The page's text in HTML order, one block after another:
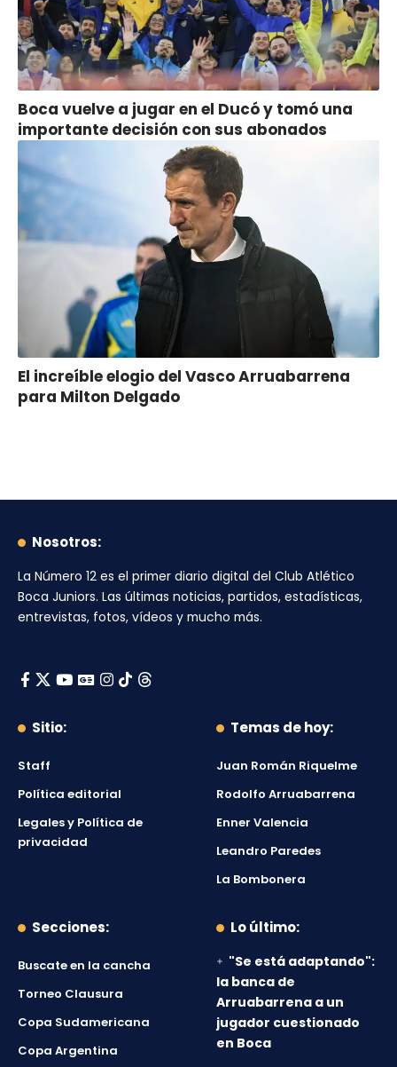
Boca vuelve a jugar en el Ducó y tomó una
importante decisión con sus abonados
El increíble elogio del Vasco Arruabarrena
para Milton Delgado
Nosotros:
La Número 12 es el primer diario digital del Club Atlético
Boca Juniors. Las últimas noticias, partidos, estadísticas,
entrevistas, fotos, vídeos y mucho más.
Sitio:
Staff
Política editorial
Legales y Política de
privacidad
Temas de hoy:
Juan Román Riquelme
Rodolfo Arruabarrena
Enner Valencia
Leandro Paredes
La Bombonera
Secciones:
Buscate en la cancha
Torneo Clausura
Copa Sudamericana
Copa Argentina
Lo último:
"Se está adaptando":
la banca de
Arruabarrena a un
jugador cuestionado
en Boca